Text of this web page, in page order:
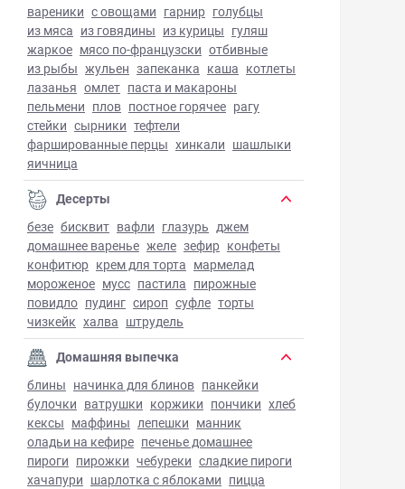
вареники с овощами гарнир голубцы
из мяса из говядины из курицы гуляш
жаркое мясо по-французски отбивные
из рыбы жульен запеканка каша котлеты
лазанья омлет паста и макароны
пельмени плов постное горячее рагу
стейки сырники тефтели
фаршированные перцы хинкали шашлыки
яичница
Десерты
безе бисквит вафли глазурь джем
домашнее варенье желе зефир конфеты
конфитюр крем для торта мармелад
мороженое мусс пастила пирожные
повидло пудинг сироп суфле торты
чизкейк халва штрудель
Домашняя выпечка
блины начинка для блинов панкейки
булочки ватрушки коржики пончики хлеб
кексы маффины лепешки манник
оладьи на кефире печенье домашнее
пироги пирожки чебуреки сладкие пироги
хачапури шарлотка с яблоками пицца